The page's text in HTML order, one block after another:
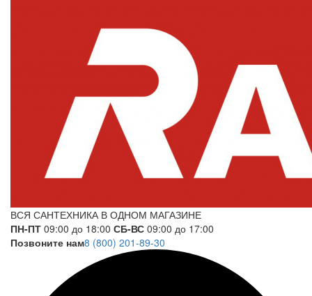
ВСЯ САНТЕХНИКА В ОДНОМ МАГАЗИНЕ
ПН-ПТ 09:00 до 18:00 СБ-ВС 09:00 до 17:00
Позвоните нам8 (800) 201-89-30